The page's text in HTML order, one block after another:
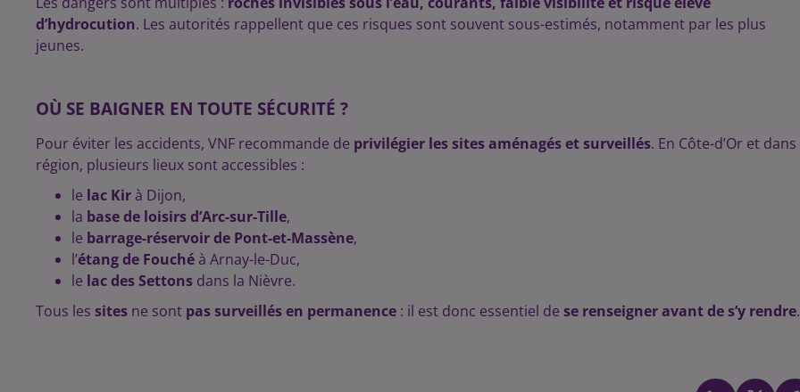
d’hydrocution. Les autorités rappellent que ces risques sont souvent sous-estimés, notamment par les plus
jeunes.
OÙ SE BAIGNER EN TOUTE SÉCURITÉ ?
Pour éviter les accidents, VNF recommande de privilégier les sites aménagés et surveillés. En Côte-d’Or et
région, plusieurs lieux sont accessibles :
le lac Kirà Dijon,
la base de loisirs d’Arc-sur-Tille,
le barrage-réservoir de Pont-et-Massène,
l’étang de Fouchéà Arnay-le-Duc,
le lac des Settons dans la Nièvre.
Tous les sites ne sont pas surveillés en permanence : il est donc essentiel de se renseigner avant de s’y rendre.